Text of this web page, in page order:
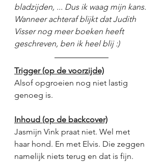
bladzijden, ... Dus ik waag mijn kans.
Wanneer achteraf blijkt dat Judith
Visser nog meer boeken heeft
geschreven, ben ik heel blij :)
Trigger (op de voorzijde)
Alsof opgroeien nog niet lastig
genoeg is.
Inhoud (op de backcover)
Jasmijn Vink praat niet. Wel met
haar hond. En met Elvis. Die zeggen
namelijk niets terug en dat is fijn.